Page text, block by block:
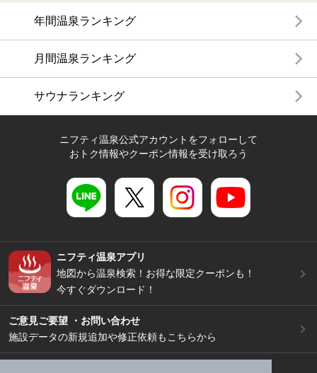
年間温泉ランキング
月間温泉ランキング
サウナランキング
ニフティ温泉公式アカウントをフォローして
おトク情報やクーポン情報を受け取ろう
ニフティ温泉アプリ
地図から温泉検索！お得な限定クーポンも！
今すぐダウンロード！
ご意見ご要望 ・お問い合わせ
施設データの新規追加や修正依頼もこちらから